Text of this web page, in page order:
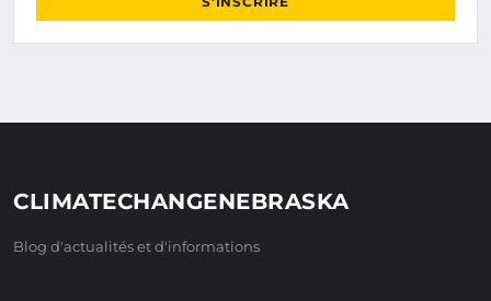
CLIMATECHANGENEBRASKA
Blog d'actualités et d'informations